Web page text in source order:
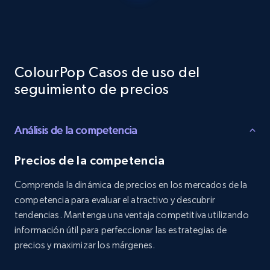
URL, Product id, Listing inventory id, Title, Rating,
price, and more.
1.9K+ 323+ Comenzar ahora
Amazon products search
ColourPop Casos de uso del
seguimiento de precios
Análisis de la competencia
Precios de la competencia
Comprenda la dinámica de precios en los mercados de la
competencia para evaluar el atractivo y descubrir
tendencias. Mantenga una ventaja competitiva utilizando
información útil para perfeccionar las estrategias de
precios y maximizar los márgenes.